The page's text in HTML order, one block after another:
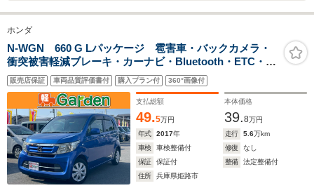
ホンダ
N-WGN 660 G Lパッケージ 雹害車・バックカメラ・
衝突被害軽減ブレーキ・カーナビ・Bluetooth・ETC・
CD/DVD再生・スマートキー&プッシュスタート・ベンチ
シート・ルームクリーニング
販売店保証 車両品質評価書付 購入プラン付 360°画像付
支払総額
49.5万円
本体価格
39.8万円
年式
2017年 走行 5.6万km
車検
車検整備付 修復
なし
保証
保証付 整備
法定整備付
住所
兵庫県姫路市